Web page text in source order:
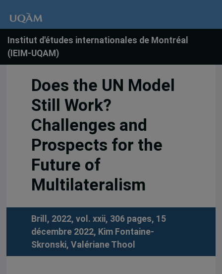
Institut d'études internationales de Montréal
(IEIM-UQAM)
Does the UN Model
Still Work?
Challenges and
Prospects for the
Future of
Multilateralism
Brill, 2022, vol. xxii, 306 pages, 15
décembre 2022, Kim Fontaine-
Skronski, Valériane Thool